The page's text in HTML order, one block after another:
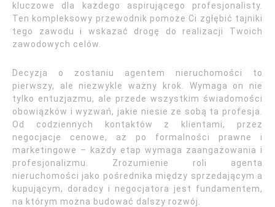
kluczowe dla każdego aspirującego profesjonalisty.
Ten kompleksowy przewodnik pomoże Ci zgłębić tajniki
tego zawodu i wskazać drogę do realizacji Twoich
zawodowych celów.
Decyzja o zostaniu agentem nieruchomości to
pierwszy, ale niezwykle ważny krok. Wymaga on nie
tylko entuzjazmu, ale przede wszystkim świadomości
obowiązków i wyzwań, jakie niesie ze sobą ta profesja.
Od codziennych kontaktów z klientami, przez
negocjacje cenowe, aż po formalności prawne i
marketingowe – każdy etap wymaga zaangażowania i
profesjonalizmu. Zrozumienie roli agenta
nieruchomości jako pośrednika między sprzedającym a
kupującym, doradcy i negocjatora jest fundamentem,
na którym można budować dalszy rozwój.